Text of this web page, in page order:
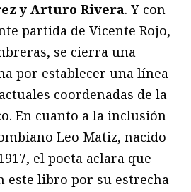
y Arturo Rivera. Y con
partida de Vicente Rojo,
se cierra una
por establecer una línea
coordenadas de la
En cuanto a la inclusión
Leo Matiz, nacido
el poeta aclara que
este libro por su estrecha